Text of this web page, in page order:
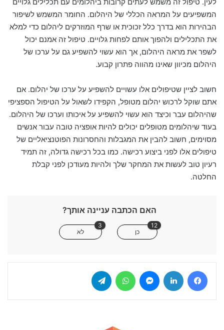
המשפיעים על המראה הכללי של היהלום. החומר המשמש לשיפור
הבהירות הוא בדרך כלל זכוכית או שרף המוזרקים ליהלום כדי למלא
את התכלילים ולהפוך אותם לפחות גלויים. טיפול זה אמנם יכול
לשפר את מראה היהלום, אך הוא עשוי להשפיע גם על ערכו של
היהלום מכיוון שאינו מהווה פתרון קבוע.
חשוב לציין שטיפולים אלו עשויים להשפיע על ערכו של יהלום. אם
אתם שוקל לרכוש יהלום מטופל, הקפידו לשאול על הטיפול הספציפי
שהיהלום עבר וכיצד הוא עשוי להשפיע על איכותו וערכו של היהלום.
בעוד שיהלומים מטופלים יכולים להיות אופציה טובה עבור אנשים
מסוימים, חשוב להבין את המגבלות והחסרונות הפוטנציאליים של
טיפולים אלו לפני ביצוע רכישה. כמו בכל רכישה גדולה, זה תמיד
רעיון טוב לעשות את המחקר שלך ולהיות מעודכן לפני קבלת
החלטה.
האם הכתבה עניינה אותך?
כן
12
לא
3
Facebook
LinkedIn
Messenger
WhatsApp